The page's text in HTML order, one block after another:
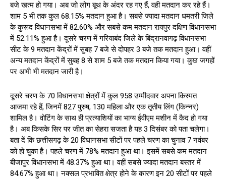
बजे खत्म हो गया। अब जो लोग बूथ के अंदर रह गए हैं, वही मतदान कर रहे हैं।
शाम 5 भी तक कुल 68.15% मतदान हुआ है। सबसे ज्यादा मतदान धमतरी जिले
के कुरूद विधानसभा में 82.60% और सबसे कम मतदान रायपुर दक्षिण विधानसभा
में 52.11% हुआ है। दूसरे चरण में गरियाबंद जिले के बिंद्रानवागढ़ विधानसभा
सीट के 9 मतदान केंद्रों में सुबह 7 बजे से दोपहर 3 बजे तक मतदान हुआ। वहीं
अन्य मतदान केंद्रों में सुबह 8 से शाम 5 बजे तक मतदान किया गया। कुछ जगहों
पर अभी भी मतदान जारी है।
दूसरे चरण के 70 विधानसभा क्षेत्रों में कुल 958 उम्मीदवार अपना किस्मत
आजमा रहे हैं, जिनमें 827 पुरुष, 130 महिला और एक तृतीय लिंग (किन्नर)
शामिल है। वोटिंग के साथ ही प्रत्याशियों का भाग्य ईवीएम मशीन में कैद हो गया
है। अब किसके सिर पर जीत का सेहरा सजता है यह 3 दिसंबर को पता चलेगा।
बता दें कि छत्तीसगढ़ के 20 विधानसभा सीटों पर पहले चरण का चुनाव 7 नवंबर
को हो चुका है। पहले चरण में 78% मतदान हुआ था। इसमें सबसे कम मतदान
बीजापुर विधानसभा में 48.37% हुआ था। वहीं सबसे ज्यादा मतदान बस्तर में
84.67% हुआ था। नक्सल प्रभावित क्षेत्र होने के कारण इन 20 सीटों पर पहले